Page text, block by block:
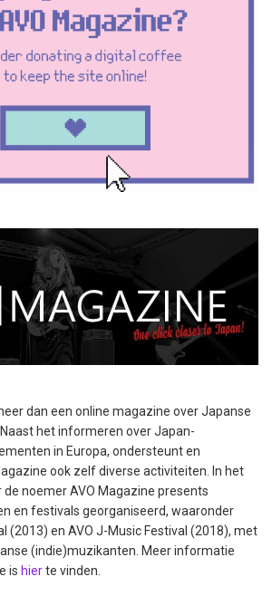
dan een online magazine over Japanse
het informeren over Japan-
in Europa, ondersteunt en
ook zelf diverse activiteiten. In het
noemer AVO Magazine presents
en festivals georganiseerd, waaronder
(2013) en AVO J-Music Festival (2018), met
(indie)muzikanten. Meer informatie
is hierte vinden.